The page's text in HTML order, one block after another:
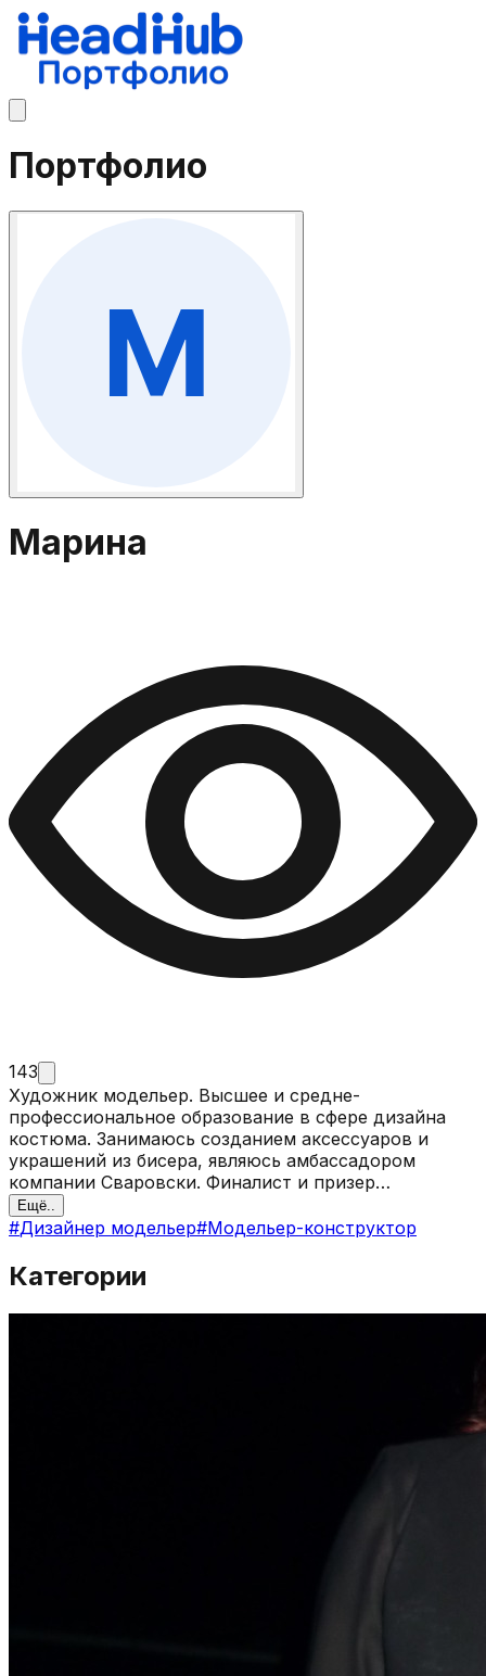
Портфолио
Марина
143
Художник модельер. Высшее и средне-
профессиональное образование в сфере дизайна
костюма. Занимаюсь созданием аксессуаров и
украшений из бисера, являюсь амбассадором
компании Сваровски. Финалист и призер
международных конкурсов по дизайну одежды и
аксессуаров.
Ещё..
#Дизайнер модельер#Модельер-конструктор
Категории